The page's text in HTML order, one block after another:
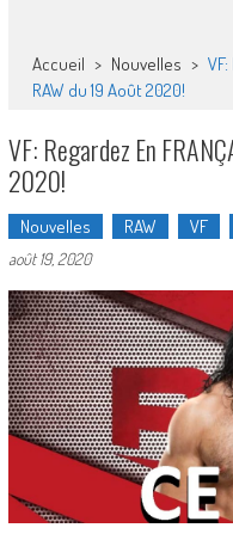
Accueil > Nouvelles >
RAW du 19 Août 2020!
VF: Regardez En
2020!
Nouvelles RAW VF
août 19, 2020